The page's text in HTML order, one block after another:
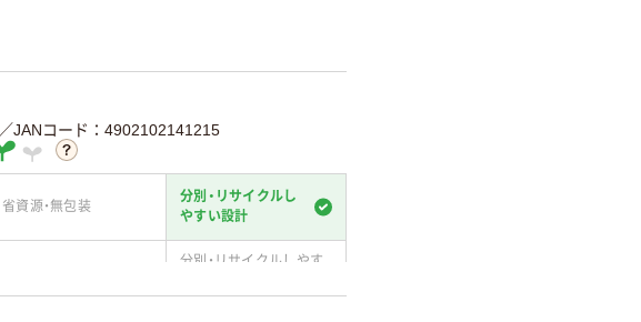
／JANコード：4902102141215
省資源・無包装
分別・リサイクルし
やすい設計
分別・リサイクルしやす